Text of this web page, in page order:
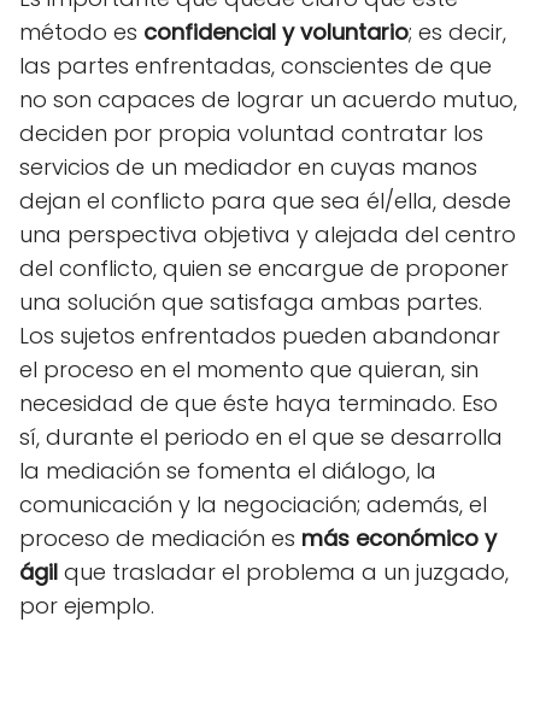
método es confidencial y voluntario; es decir,
las partes enfrentadas, conscientes de que
no son capaces de lograr un acuerdo mutuo,
deciden por propia voluntad contratar los
servicios de un mediador en cuyas manos
dejan el conflicto para que sea él/ella, desde
una perspectiva objetiva y alejada del centro
del conflicto, quien se encargue de proponer
una solución que satisfaga ambas partes.
Los sujetos enfrentados pueden abandonar
el proceso en el momento que quieran, sin
necesidad de que éste haya terminado. Eso
sí, durante el periodo en el que se desarrolla
la mediación se fomenta el diálogo, la
comunicación y la negociación; además, el
proceso de mediación es más económico y
ágil que trasladar el problema a un juzgado,
por ejemplo.